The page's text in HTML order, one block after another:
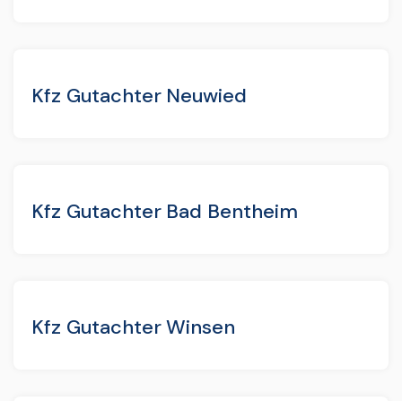
Kfz Gutachter Neuwied
Kfz Gutachter Bad Bentheim
Kfz Gutachter Winsen